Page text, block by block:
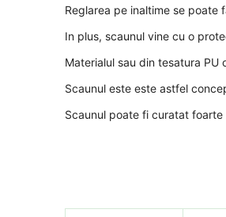
Reglarea pe inaltime se poate
In plus, scaunul vine cu o
Materialul sau din tesatura
Scaunul este este astfel
Scaunul poate fi curatat